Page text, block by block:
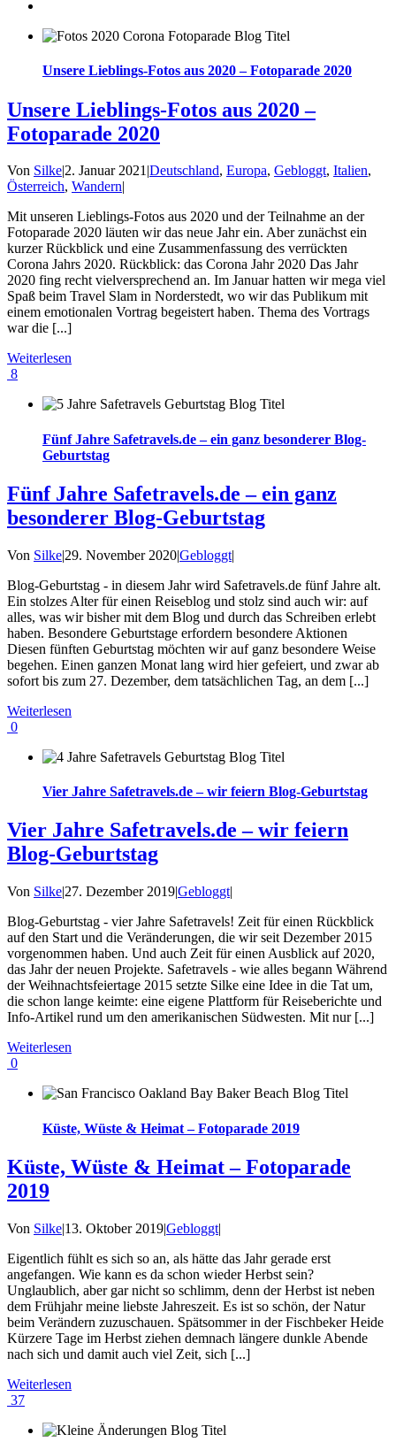
Unsere Lieblings-Fotos aus 2020 – Fotoparade 2020
Unsere Lieblings-Fotos aus 2020 –
Fotoparade 2020
Von Silke|2. Januar 2021|Deutschland, Europa, Gebloggt, Italien,
Österreich, Wandern|
Mit unseren Lieblings-Fotos aus 2020 und der Teilnahme an der
Fotoparade 2020 läuten wir das neue Jahr ein. Aber zunächst ein
kurzer Rückblick und eine Zusammenfassung des verrückten
Corona Jahrs 2020. Rückblick: das Corona Jahr 2020 Das Jahr
2020 fing recht vielversprechend an. Im Januar hatten wir mega viel
Spaß beim Travel Slam in Norderstedt, wo wir das Publikum mit
einem emotionalen Vortrag begeistert haben. Thema des Vortrags
war die [...]
Weiterlesen
8
Fünf Jahre Safetravels.de – ein ganz besonderer Blog-
Geburtstag
Fünf Jahre Safetravels.de – ein ganz
besonderer Blog-Geburtstag
Von Silke|29. November 2020|Gebloggt|
Blog-Geburtstag - in diesem Jahr wird Safetravels.de fünf Jahre alt.
Ein stolzes Alter für einen Reiseblog und stolz sind auch wir: auf
alles, was wir bisher mit dem Blog und durch das Schreiben erlebt
haben. Besondere Geburtstage erfordern besondere Aktionen
Diesen fünften Geburtstag möchten wir auf ganz besondere Weise
begehen. Einen ganzen Monat lang wird hier gefeiert, und zwar ab
sofort bis zum 27. Dezember, dem tatsächlichen Tag, an dem [...]
Weiterlesen
0
Vier Jahre Safetravels.de – wir feiern Blog-Geburtstag
Vier Jahre Safetravels.de – wir feiern
Blog-Geburtstag
Von Silke|27. Dezember 2019|Gebloggt|
Blog-Geburtstag - vier Jahre Safetravels! Zeit für einen Rückblick
auf den Start und die Veränderungen, die wir seit Dezember 2015
vorgenommen haben. Und auch Zeit für einen Ausblick auf 2020,
das Jahr der neuen Projekte. Safetravels - wie alles begann Während
der Weihnachtsfeiertage 2015 setzte Silke eine Idee in die Tat um,
die schon lange keimte: eine eigene Plattform für Reiseberichte und
Info-Artikel rund um den amerikanischen Südwesten. Mit nur [...]
Weiterlesen
0
Küste, Wüste & Heimat – Fotoparade 2019
Küste, Wüste & Heimat – Fotoparade
2019
Von Silke|13. Oktober 2019|Gebloggt|
Eigentlich fühlt es sich so an, als hätte das Jahr gerade erst
angefangen. Wie kann es da schon wieder Herbst sein?
Unglaublich, aber gar nicht so schlimm, denn der Herbst ist neben
dem Frühjahr meine liebste Jahreszeit. Es ist so schön, der Natur
beim Verändern zuzuschauen. Spätsommer in der Fischbeker Heide
Kürzere Tage im Herbst ziehen demnach längere dunkle Abende
nach sich und damit auch viel Zeit, sich [...]
Weiterlesen
37